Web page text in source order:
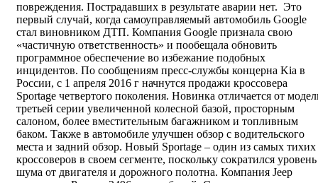
повреждения. Пострадавших в результате аварии нет. Это
первый случай, когда самоуправляемый автомобиль Google
стал виновником ДТП. Компания Google признала свою
«частичную ответственность» и пообещала обновить
программное обеспечение во избежание подобных
инцидентов. По сообщениям пресс-службы концерна Kia в
России, с 1 апреля 2016 г начнутся продажи кроссовера
Sportage четвертого поколения. Новинка отличается от
третьей серии увеличенной колесной базой, просторным
салоном, более вместительным багажником и топливным
баком. Также в автомобиле улучшен обзор с водительского
места и задний обзор. Новый Sportage – один из самых тихих
кроссоверов в своем сегменте, поскольку сократился уровень
шума от двигателя и дорожного полотна. Компания Jeep